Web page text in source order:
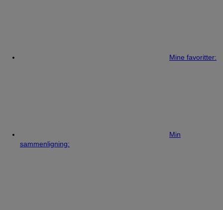
Mine favoritter:
Min
sammenligning: